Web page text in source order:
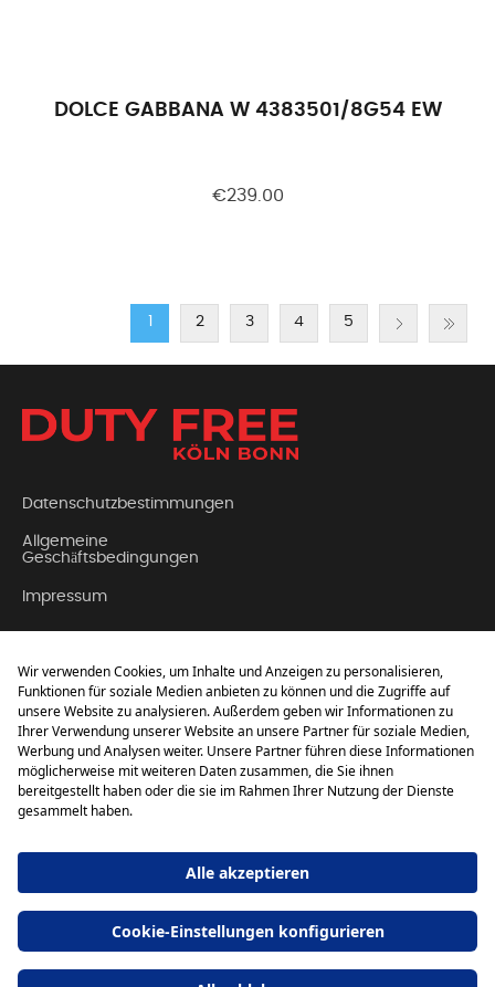
DOLCE GABBANA W 4383501/8G54 EW
€239.00
1 2 3 4 5
Datenschutzbestimmungen
Allgemeine
Geschäftsbedingungen
Impressum
Über Uns
FAQ (Häufig gestellte
Fragen)
Powered by
nopCommerce
Setur